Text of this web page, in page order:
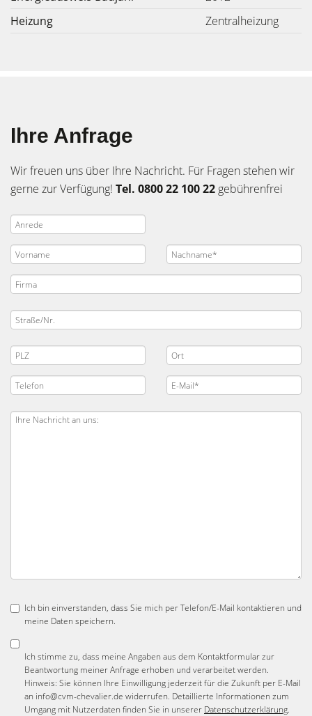
Heizung
Zentralheizung
Ihre Anfrage
Wir freuen uns über Ihre Nachricht. Für Fragen stehen wir
gerne zur Verfügung! Tel. 0800 22 100 22 gebührenfrei
Ich bin einverstanden, dass Sie mich per Telefon/E-Mail kontaktieren und
meine Daten speichern.
Ich stimme zu, dass meine Angaben aus dem Kontaktformular zur
Beantwortung meiner Anfrage erhoben und verarbeitet werden.
Hinweis: Sie können Ihre Einwilligung jederzeit für die Zukunft per E-Mail
an info@cvm-chevalier.de widerrufen. Detaillierte Informationen zum
Umgang mit Nutzerdaten finden Sie in unserer Datenschutzerklärung.